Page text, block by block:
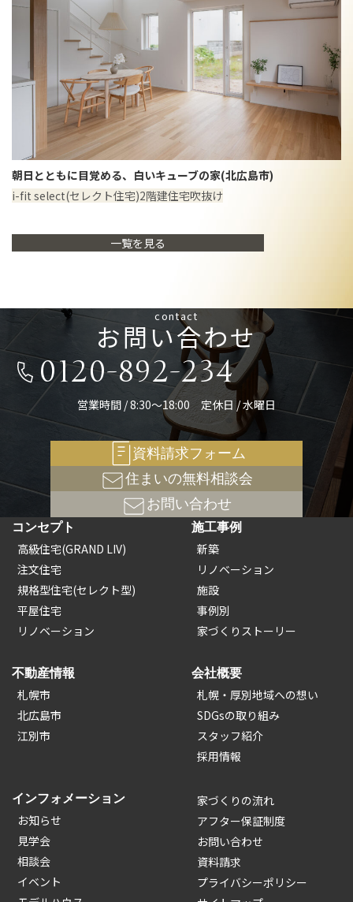
朝日とともに目覚める、白いキューブの家(北広島市)
i-fit select(セレクト住宅)2階建住宅吹抜け
一覧を見る
contact
お問い合わせ
0120-892-234
営業時間 / 8:30～18:00 定休日 / 水曜日
資料請求フォーム
住まいの無料相談会
お問い合わせ
コンセプト
高級住宅(GRAND LIV)
注文住宅
規格型住宅(セレクト型)
平屋住宅
リノベーション
施工事例
新築
リノベーション
施設
事例別
家づくりストーリー
不動産情報
札幌市
北広島市
江別市
会社概要
札幌・厚別地域への想い
SDGsの取り組み
スタッフ紹介
採用情報
インフォメーション
お知らせ
見学会
相談会
イベント
家づくりの流れ
アフター保証制度
お問い合わせ
資料請求
プライバシーポリシー